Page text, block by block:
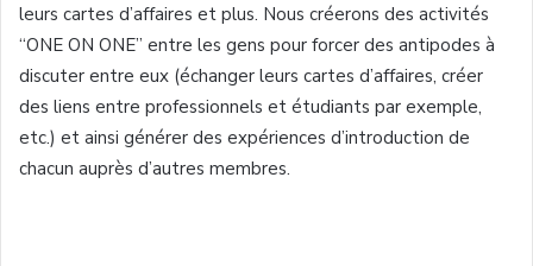
leurs cartes d’affaires et plus. Nous créerons des activités
“ONE ON ONE” entre les gens pour forcer des antipodes à
discuter entre eux (échanger leurs cartes d’affaires, créer
des liens entre professionnels et étudiants par exemple,
etc.) et ainsi générer des expériences d’introduction de
chacun auprès d’autres membres.